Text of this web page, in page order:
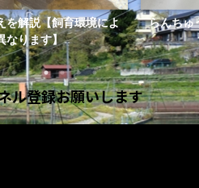
を解説【飼育環境によ
ります】
らんちゅ
ル登録お願いします